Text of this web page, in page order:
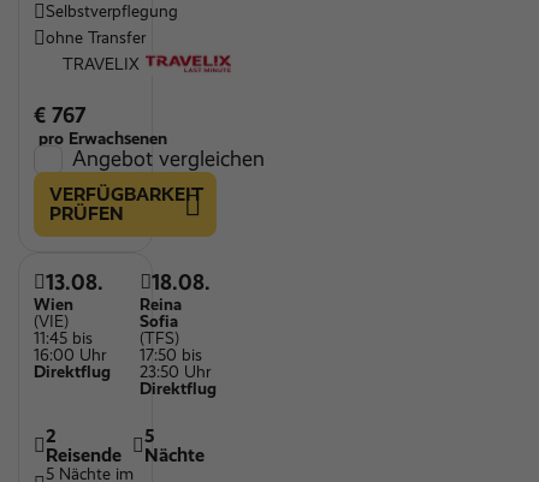
Selbstverpflegung
ohne Transfer
TRAVELIX
€ 767
pro Erwachsenen
Angebot vergleichen
VERFÜGBARKEIT
PRÜFEN
13.08.
Wien
(VIE)
11:45 bis
16:00 Uhr
Direktflug
18.08.
Reina
Sofia
(TFS)
17:50 bis
23:50 Uhr
Direktflug
2
Reisende
5
Nächte
5 Nächte im